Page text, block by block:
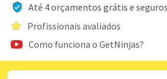
Até 4 orçamentos grátis e seguros
Profissionais avaliados
Como funciona o GetNinjas?